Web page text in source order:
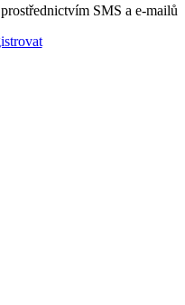
prostřednictvím SMS a e-mailů